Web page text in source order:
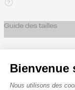
Bienvenue
Nous utilisons des
Guide des tailles